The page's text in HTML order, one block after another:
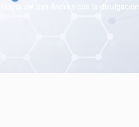
de San Andrés con la